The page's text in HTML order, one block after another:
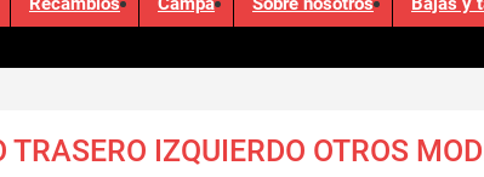
TRASERO IZQUIERDO OTROS